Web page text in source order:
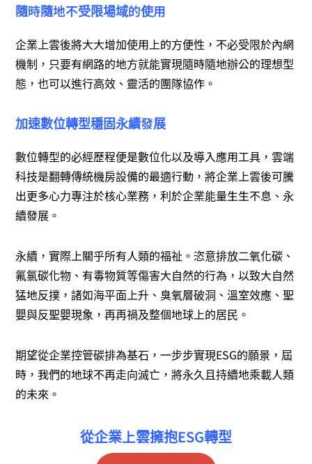
隨時隨地不受限場域的使用
企業上雲後將大大增加使用上的方便性，不必受限於內網
機制，只要有網路的地方就能實現隨時隨地辦公的理想型
態，也可以進行高效、靈活的團隊協作。
加速數位轉型穩固永續發展
數位轉型的必經歷程便是數位化以及導入應用工具，雲端
科技是翻轉傳統機房設備的最適行動，將企業上雲後可騰
出更多心力專注於核心業務，利於企業能量生生不息、永
續發展。
永續，實際上關乎所有人類的福祉。恣意排放二氧化碳、
氟氯碳化物、有毒物質等傷害大自然的行為，以致大自然
猛地反撲，諸如海平面上升、臭氧層破洞、溫室效應、聖
嬰與反聖嬰現象，再再禍及整個地球上的居民。
期望從企業控管碳排為基石，一步步實現ESG的願景，屆
時，我們的地球不再走向滅亡，將永久且持續地乘載人類
的未來。
從企業上雲擁抱ESG轉型